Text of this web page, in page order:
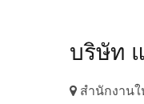
บริษัท
สำนักงาน